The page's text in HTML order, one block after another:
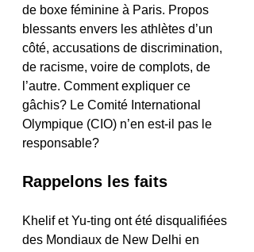
de boxe féminine à Paris. Propos
blessants envers les athlètes d’un
côté, accusations de discrimination,
de racisme, voire de complots, de
l’autre. Comment expliquer ce
gâchis? Le Comité International
Olympique (CIO) n’en est-il pas le
responsable?
Rappelons les faits
Khelif et Yu-ting ont été disqualifiées
des Mondiaux de New Delhi en